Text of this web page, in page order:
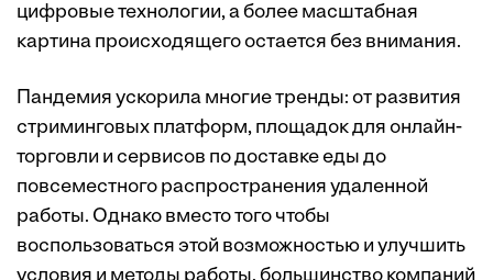
цифровые технологии, а более масштабная
картина происходящего остается без внимания.
Пандемия ускорила многие тренды: от развития
стриминговых платформ, площадок для онлайн-
торговли и сервисов по доставке еды до
повсеместного распространения удаленной
работы. Однако вместо того чтобы
воспользоваться этой возможностью и улучшить